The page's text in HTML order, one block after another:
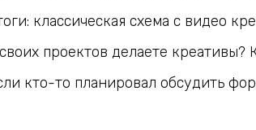
классическая схема с видео
проектов делаете
кто-то планировал обсудить